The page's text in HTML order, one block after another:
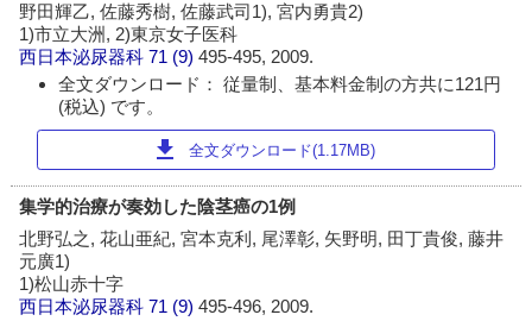
野田輝乙, 佐藤秀樹, 佐藤武司1), 宮内勇貴2)
1)市立大洲, 2)東京女子医科
西日本泌尿器科 71 (9)495-495, 2009.
全文ダウンロード： 従量制、基本料金制の方共に121円
(税込) です。
download 全文ダウンロード(1.17MB)
集学的治療が奏効した陰茎癌の1例
北野弘之, 花山亜紀, 宮本克利, 尾澤彰, 矢野明, 田丁貴俊, 藤井
元廣1)
1)松山赤十字
西日本泌尿器科 71 (9)495-496, 2009.